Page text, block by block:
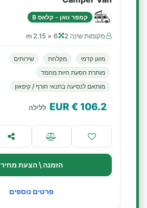
קמפר וואן - קלאס B
מקומות שינה 2 6 × 2.15 m
מזגן קדמי מקלחת
שירותים
מותרת הסעת חיות מחמד
מותאם לנסיעה בתנאי חורף / קיפאון
106.2
€ EUR ללילה
הזמנה \ הצעת מחיר
פרטים נוספים